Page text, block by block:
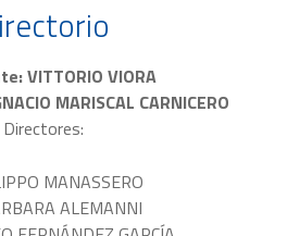
VITTORIO VIORA
MARISCAL CARNICERO
Directores:
MANASSERO
ALEMANNI